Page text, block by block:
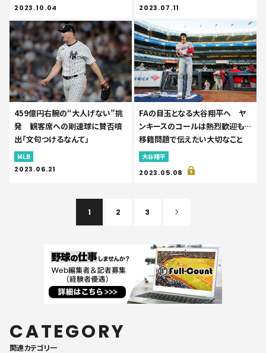
2023.10.04 2023.07.11
459億円右腕の“大人げない”挑
発 観客席への剛速球に賛否噴
出「文句つけるなんて」
MLB
2023.06.21
FAの目玉となる大谷翔平へ ヤ
ンキースのコールは熱烈歓迎も…
移籍問題で伝えたい大切なこと
大谷翔平
2023.05.08
1 2 3
CATEGORY
関連カテゴリ一